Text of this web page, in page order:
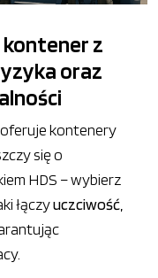
kontener z
oraz
kontenery
się o
HDS – wybierz
łączyuczciwość,